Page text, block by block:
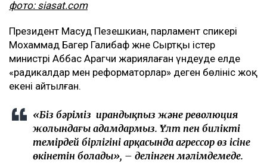
фото: siasat.com
Президент Масуд Пезешкиан, парламент спикері
Мохаммад Багер Галибаф және Сыртқы істер
министрі Аббас Арагчи жариялаған үндеуде елде
«радикалдар мен реформаторлар» деген бөлініс жоқ
екені айтылған.
«Біз бәріміз ирандықпыз және революция
жолындағы адамдармыз. Ұлт пен биліктің
темірдей бірлігінің арқасында агрессор өз ісіне
өкінетін болады», – делінген мәлімдемеде.